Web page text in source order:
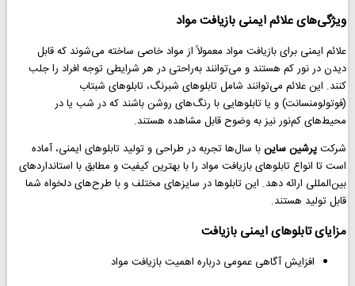
ویژگی‌های علائم ایمنی بازیافت مواد
علائم ایمنی برای بازیافت مواد معمولاً از مواد خاصی ساخته می‌شوند که قابل
دیدن در نور کم هستند و می‌توانند به‌راحتی در هر شرایطی توجه افراد را جلب
کنند. این علائم می‌توانند شامل تابلوهای شبرنگ، تابلوهای شبتاب
(فوتولومنسانت) و یا تابلوهایی با رنگ‌های روشن باشند که در شب یا در
محیط‌های کم‌نور نیز به وضوح قابل مشاهده هستند.
شرکتپرشین ساینبا سال‌ها تجربه در طراحی و تولید تابلوهای ایمنی، آماده
است تا انواع تابلوهای بازیافت مواد را با بهترین کیفیت و مطابق با استانداردهای
بین‌المللی ارائه دهد. این تابلوها در سایزهای مختلف و با طرح‌های دلخواه شما
قابل تولید هستند.
مزایای تابلوهای ایمنی بازیافت
افزایش آگاهی عمومی درباره اهمیت بازیافت مواد